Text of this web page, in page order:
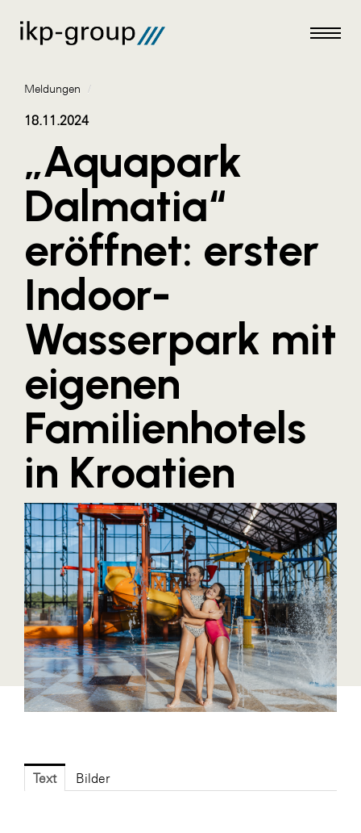
Meldungen
AKTUELLES
ACO
ALEX Krems
Amazon Web Services
Artweger
AustroCel Hallein
Blaguss
Bundesverband Sonnenschutztechnik
Cineplexx
Colmobil Austria
Darbo
Designer Outlets Parndorf und Salzburg
DOMOFERM
Essity
EY
FG UBIT Salzburg
foodaffairs
FV Energierohstoff & Kraftstoff
Meldungen /
18.11.2024
„Aquapark
Dalmatia“
eröffnet: erster
Indoor-
Wasserpark mit
eigenen
Familienhotels
in Kroatien
Text Bilder